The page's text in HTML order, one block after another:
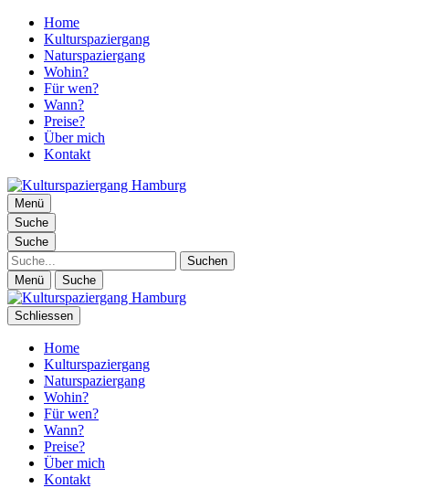
Home
Kulturspaziergang
Naturspaziergang
Wohin?
Für wen?
Wann?
Preise?
Über mich
Kontakt
Kulturspaziergang Hamburg
Spaziergänge durch Hamburg und Umgebung
Menü
Suche
Suche
Suche
Menü Suche
Schliessen
Kulturspaziergang Hamburg
Spaziergänge durch Hamburg und Umgebung
Home
Kulturspaziergang
Naturspaziergang
Wohin?
Für wen?
Wann?
Preise?
Über mich
Kontakt